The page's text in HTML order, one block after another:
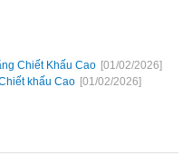
Chiết Khấu Cao [01/02/2026]
khấu Cao [01/02/2026]